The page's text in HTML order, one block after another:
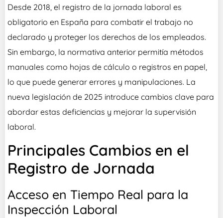
Desde 2018, el registro de la jornada laboral es
obligatorio en España para combatir el trabajo no
declarado y proteger los derechos de los empleados.
Sin embargo, la normativa anterior permitía métodos
manuales como hojas de cálculo o registros en papel,
lo que puede generar errores y manipulaciones. La
nueva legislación de 2025 introduce cambios clave para
abordar estas deficiencias y mejorar la supervisión
laboral.
Principales Cambios en el
Registro de Jornada
Acceso en Tiempo Real para la
Inspección Laboral